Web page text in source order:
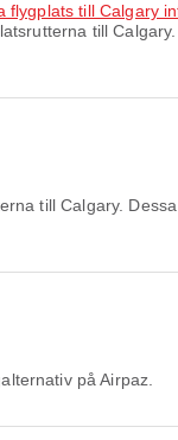
flygplats till Calgary
till
till Calgary.
på Airpaz.